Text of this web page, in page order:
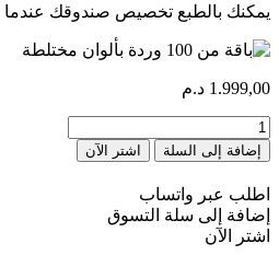
يمكنك بالطبع تخصيص صندوقك عندما
1.999,00 د.م
كمية
bouquet
de
100
rose
couleur
mixte
إضافة إلى السلة اشتر الآن
اطلب عبر واتساب
إضافة إلى سلة التسوق
اشتر الآن